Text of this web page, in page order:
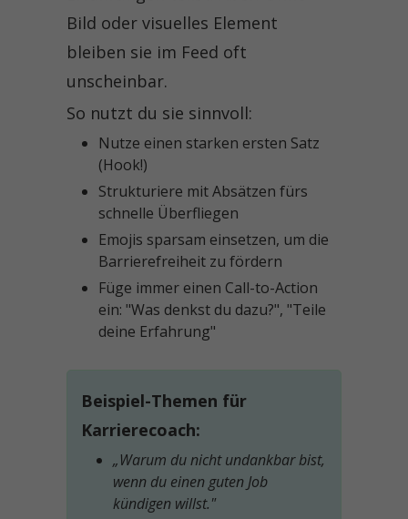
Bild oder visuelles Element
bleiben sie im Feed oft
unscheinbar.
So nutzt du sie sinnvoll:
Nutze einen starken ersten Satz
(Hook!)
Strukturiere mit Absätzen fürs
schnelle Überfliegen
Emojis sparsam einsetzen, um die
Barrierefreiheit zu fördern
Füge immer einen Call-to-Action
ein: "Was denkst du dazu?", "Teile
deine Erfahrung"
Beispiel-Themen für
Karrierecoach:
„Warum du nicht undankbar bist,
wenn du einen guten Job
kündigen willst."